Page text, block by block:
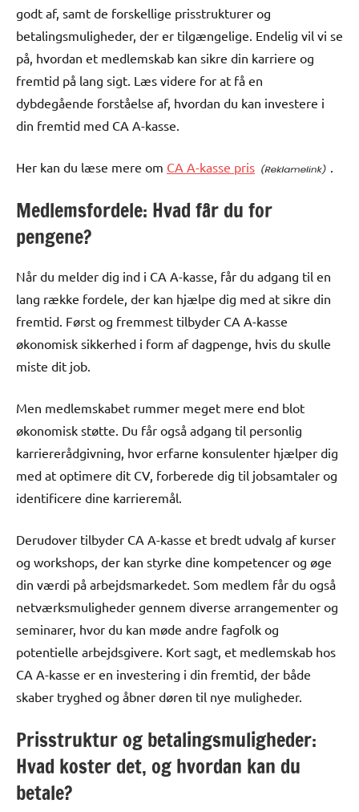
godt af, samt de forskellige prisstrukturer og
betalingsmuligheder, der er tilgængelige. Endelig vil vi se
på, hvordan et medlemskab kan sikre din karriere og
fremtid på lang sigt. Læs videre for at få en
dybdegående forståelse af, hvordan du kan investere i
din fremtid med CA A-kasse.
Her kan du læse mere om CA A-kasse pris .
Medlemsfordele: Hvad får du for
pengene?
Når du melder dig ind i CA A-kasse, får du adgang til en
lang række fordele, der kan hjælpe dig med at sikre din
fremtid. Først og fremmest tilbyder CA A-kasse
økonomisk sikkerhed i form af dagpenge, hvis du skulle
miste dit job.
Men medlemskabet rummer meget mere end blot
økonomisk støtte. Du får også adgang til personlig
karriererådgivning, hvor erfarne konsulenter hjælper dig
med at optimere dit CV, forberede dig til jobsamtaler og
identificere dine karrieremål.
Derudover tilbyder CA A-kasse et bredt udvalg af kurser
og workshops, der kan styrke dine kompetencer og øge
din værdi på arbejdsmarkedet. Som medlem får du også
netværksmuligheder gennem diverse arrangementer og
seminarer, hvor du kan møde andre fagfolk og
potentielle arbejdsgivere. Kort sagt, et medlemskab hos
CA A-kasse er en investering i din fremtid, der både
skaber tryghed og åbner døren til nye muligheder.
Prisstruktur og betalingsmuligheder:
Hvad koster det, og hvordan kan du
betale?